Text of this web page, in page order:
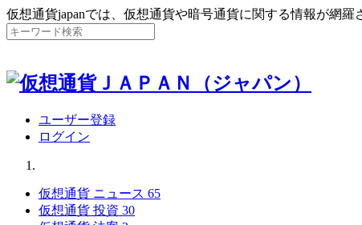
仮想通貨japanでは、仮想通貨や暗号通貨に関する情報が網
ユーザー登録
ログイン
仮想通貨 ニュース 65
仮想通貨 投資 30